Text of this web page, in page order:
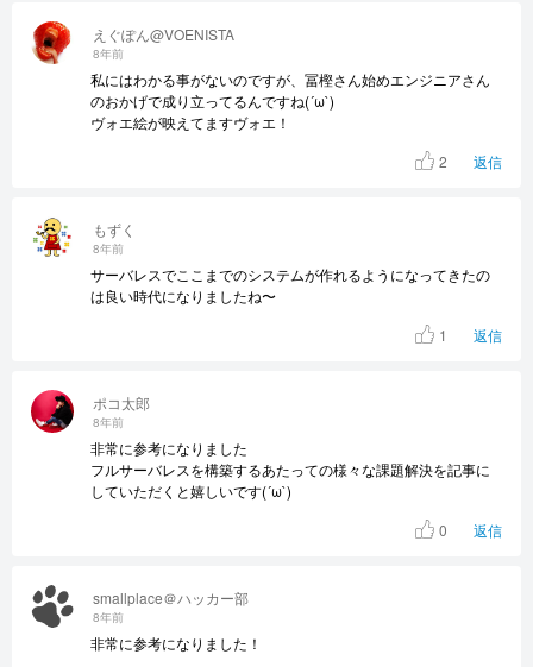
smallplace＠ハッカー部
8年前
非常に参考になりました！
ポコ太郎
8年前
非常に参考になりました
フルサーバレスを構築するあたっての様々な課題解決を記事に
していただくと嬉しいです(´ω`)
0
返信
もずく
8年前
サーバレスでここまでのシステムが作れるようになってきたの
は良い時代になりましたね〜
1
返信
えぐぽん@VOENISTA
8年前
私にはわかる事がないのですが、冨樫さん始めエンジニアさん
のおかげで成り立ってるんですね(´ω`)
ヴォエ絵が映えてますヴォエ！
2
返信